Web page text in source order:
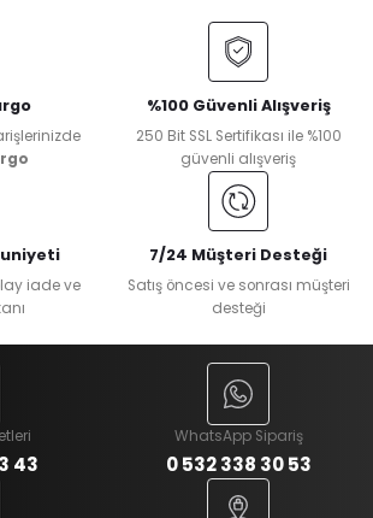
%100 Güvenli Alışveriş
250 Bit SSL Sertifikası ile %100
güvenli alışveriş
iade ve
7/24 Müşteri Desteği
Satış öncesi ve sonrası müşteri
desteği
43
WhatsApp Sipariş
0 532 338 30 53